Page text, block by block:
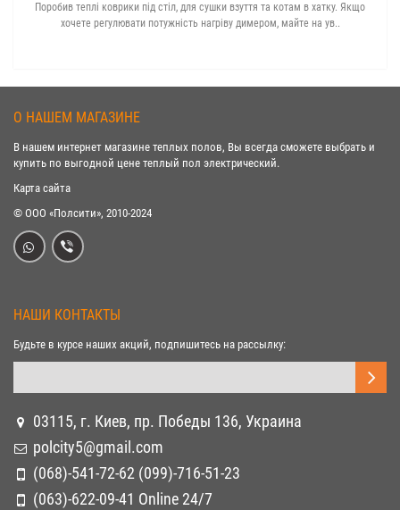
Поробив теплі коврики під стіл, для сушки взуття та котам в хатку. Якщо
хочете регулювати потужність нагріву димером, майте на ув..
О НАШЕМ МАГАЗИНЕ
В нашем интернет магазине теплых полов, Вы всегда сможете выбрать и
купить по выгодной цене теплый пол электрический.
Карта сайта
© ООО «Полсити», 2010-2024
НАШИ КОНТАКТЫ
Будьте в курсе наших акций, подпишитесь на рассылку:
03115, г. Киев, пр. Победы 136, Украина
polcity5@gmail.com
(068)-541-72-62 (099)-716-51-23
(063)-622-09-41 Online 24/7